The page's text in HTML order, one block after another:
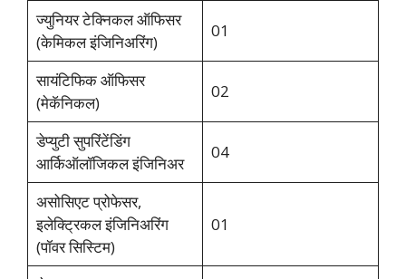
ज्युनियर टेक्निकल ऑफिसर
(केमिकल इंजिनिअरिंग)
01
सायंटिफिक ऑफिसर
(मेकॅनिकल)
02
डेप्युटी सुपरिंटेंडिंग
आर्किऑलॉजिकल इंजिनिअर
04
असोसिएट प्रोफेसर,
इलेक्ट्रिकल इंजिनिअरिंग
(पॉवर सिस्टिम)
01